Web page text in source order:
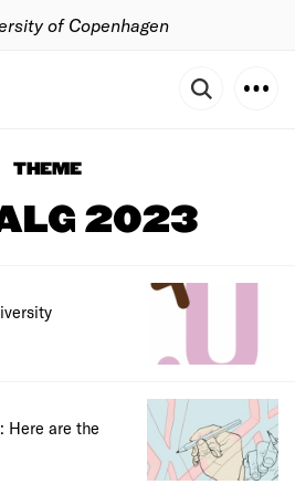
of Copenhagen
THEME
2023
Here are the